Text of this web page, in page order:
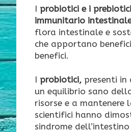
I probiotici e i prebiotici
immunitario
flora intestinale e
che apportano
benefici.
I probiotici, presenti
un equilibrio sano
risorse e a
scientifici hanno
sindrome